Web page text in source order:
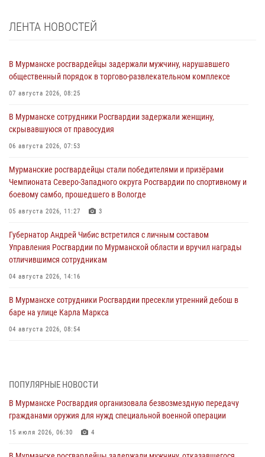
ЛЕНТА НОВОСТЕЙ
В Мурманске росгвардейцы задержали мужчину, нарушавшего
общественный порядок в торгово-развлекательном комплексе
07 августа 2026, 08:25
В Мурманске сотрудники Росгвардии задержали женщину,
скрывавшуюся от правосудия
06 августа 2026, 07:53
Мурманские росгвардейцы стали победителями и призёрами
Чемпионата Северо-Западного округа Росгвардии по спортивному и
боевому самбо, прошедшего в Вологде
05 августа 2026, 11:27 3
Губернатор Андрей Чибис встретился с личным составом
Управления Росгвардии по Мурманской области и вручил награды
отличившимся сотрудникам
04 августа 2026, 14:16
В Мурманске сотрудники Росгвардии пресекли утренний дебош в
баре на улице Карла Маркса
04 августа 2026, 08:54
03 августа 2026, 12:23 4
Сотрудники вневедомственной охраны Росгвардии пресекли
хулиганские действия дебошира на автозаправочной станции
города Кандалакши
ПОПУЛЯРНЫЕ НОВОСТИ
В Мурманске Росгвардия организовала безвозмездную передачу
гражданами оружия для нужд специальной военной операции
15 июля 2026, 06:30 4